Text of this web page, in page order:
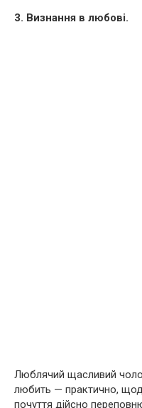
3. Визнання в любові.
Люблячий щасливий
любить — практично,
почуття дійсно